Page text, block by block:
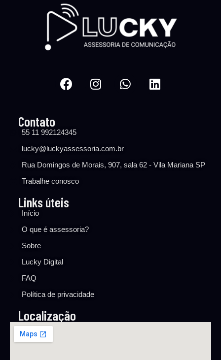
Contato
55 11 992124345
lucky@luckyassessoria.com.br
Rua Domingos de Morais, 907, sala 62 - Vila Mariana SP
Trabalhe conosco
Links úteis
Início
O que é assessoria?
Sobre
Lucky Digital
FAQ
Política de privacidade
Localização